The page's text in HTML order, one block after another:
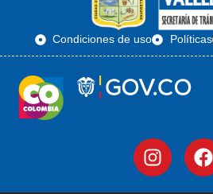
Condiciones de uso Políticas